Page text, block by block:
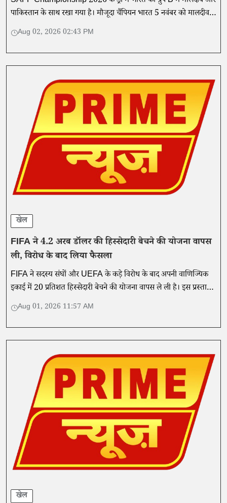
पाकिस्तान के साथ रखा गया है। मौजूदा चैंपियन भारत 5 नवंबर को मालदीव
के खिलाफ अभियान शुरू करेगा।
Aug 02, 2026 02:43 PM
खेल
FIFA ने 4.2 अरब डॉलर की हिस्सेदारी बेचने की योजना वापस
ली, विरोध के बाद लिया फैसला
FIFA ने सदस्य संघों और UEFA के कड़े विरोध के बाद अपनी वाणिज्यिक
इकाई में 20 प्रतिशत हिस्सेदारी बेचने की योजना वापस ले ली है। इस प्रस्ताव
के जरिए FIFA करीब 4.2 अरब डॉलर जुटाने की तैयारी में था।
Aug 01, 2026 11:57 AM
खेल